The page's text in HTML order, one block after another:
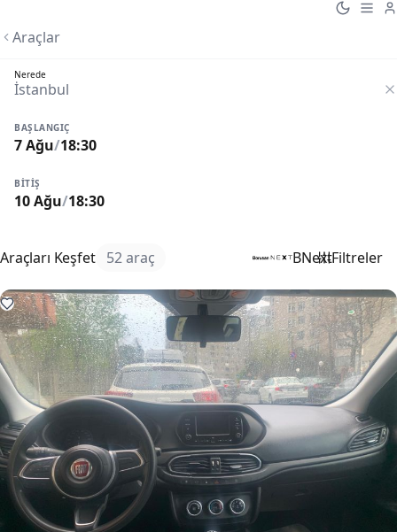
Araçlar
Nerede
BAŞLANGIÇ
7 Ağu/18:30
BITIŞ
10 Ağu/18:30
Araçları Keşfet 52 araç BNextFiltreler